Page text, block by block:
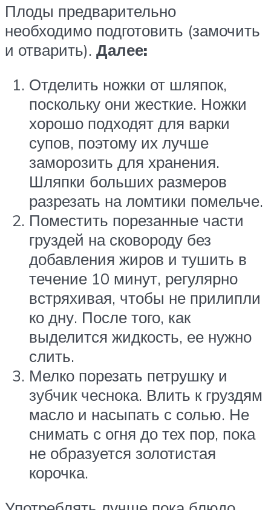
Плоды предварительно
необходимо подготовить (замочить
и отварить). Далее:
Отделить ножки от шляпок,
поскольку они жесткие. Ножки
хорошо подходят для варки
супов, поэтому их лучше
заморозить для хранения.
Шляпки больших размеров
разрезать на ломтики помельче.
Поместить порезанные части
груздей на сковороду без
добавления жиров и тушить в
течение 10 минут, регулярно
встряхивая, чтобы не прилипли
ко дну. После того, как
выделится жидкость, ее нужно
слить.
Мелко порезать петрушку и
зубчик чеснока. Влить к груздям
масло и насыпать с солью. Не
снимать с огня до тех пор, пока
не образуется золотистая
корочка.